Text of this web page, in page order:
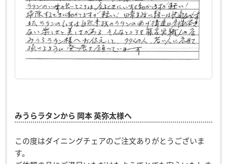
みうらラタンから 岡本 英弥太様へ
この度はダイニングチェアのご注文ありがとうございま
す。